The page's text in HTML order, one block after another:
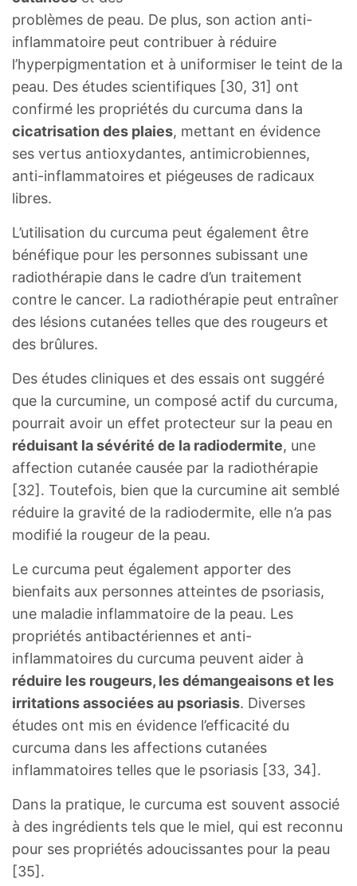
problèmes de peau. De plus, son action anti-
inflammatoire peut contribuer à réduire
l’hyperpigmentation et à uniformiser le teint de la
peau. Des études scientifiques [30, 31] ont
confirmé les propriétés du curcuma dans la
cicatrisation des plaies, mettant en évidence
ses vertus antioxydantes, antimicrobiennes,
anti-inflammatoires et piégeuses de radicaux
libres.
L’utilisation du curcuma peut également être
bénéfique pour les personnes subissant une
radiothérapie dans le cadre d’un traitement
contre le cancer. La radiothérapie peut entraîner
des lésions cutanées telles que des rougeurs et
des brûlures.
Des études cliniques et des essais ont suggéré
que la curcumine, un composé actif du curcuma,
pourrait avoir un effet protecteur sur la peau en
réduisant la sévérité de la radiodermite, une
affection cutanée causée par la radiothérapie
[32]. Toutefois, bien que la curcumine ait semblé
réduire la gravité de la radiodermite, elle n’a pas
modifié la rougeur de la peau.
Le curcuma peut également apporter des
bienfaits aux personnes atteintes de psoriasis,
une maladie inflammatoire de la peau. Les
propriétés antibactériennes et anti-
inflammatoires du curcuma peuvent aider à
réduire les rougeurs, les démangeaisons et les
irritations associées au psoriasis. Diverses
études ont mis en évidence l’efficacité du
curcuma dans les affections cutanées
inflammatoires telles que le psoriasis [33, 34].
Dans la pratique, le curcuma est souvent associé
à des ingrédients tels que le miel, qui est reconnu
pour ses propriétés adoucissantes pour la peau
[35].